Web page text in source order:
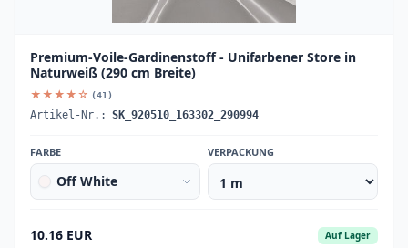
Premium-Voile-Gardinenstoff - Unifarbener Store in
Naturweiß (290 cm Breite)
★★★★☆ (41)
Artikel-Nr.: SK_920510_163302_290994
FARBE
Off White
VERPACKUNG
10.16 EUR Auf Lager